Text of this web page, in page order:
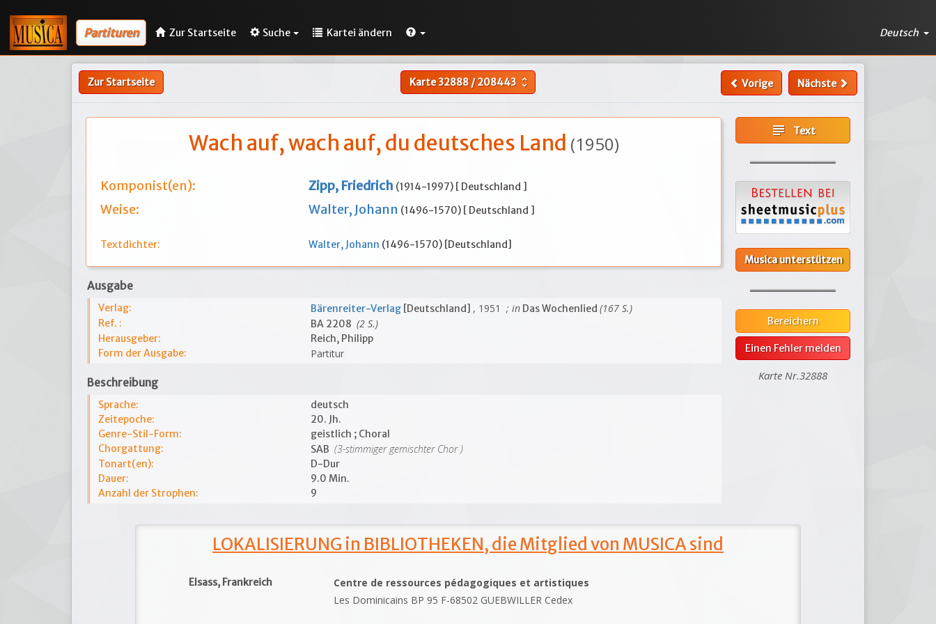
Partituren Zur Startseite Suche Kartei ändern Deutsch
Zur Startseite Karte32888/208443 unfold_more Vorige Nächste
Wach auf, wach auf, du deutsches Land (1950)
Komponist(en): Zipp, Friedrich (1914-1997) [ Deutschland ]
Weise: Walter, Johann (1496-1570) [ Deutschland ]
Textdichter: Walter, Johann (1496-1570) [Deutschland]
Ausgabe
Verlag: Bärenreiter-Verlag [Deutschland] , 1951 ; in Das Wochenlied(167 S.)
Ref. : BA 2208 (2 S.)
Herausgeber:
Reich, Philipp
Form der Ausgabe:
Partitur
Beschreibung
Sprache:
deutsch
Zeitepoche:
20. Jh.
Genre-Stil-Form:
geistlich ; Choral
Chorgattung:
SAB (3-stimmiger gemischter Chor )
Tonart(en):
D-Dur
Dauer:
9.0 Min.
Anzahl der Strophen:
9
subject Text
Musica unterstützen
Bereichern
Einen Fehler melden
Karte Nr.32888
LOKALISIERUNG in BIBLIOTHEKEN, die Mitglied von MUSICA sind
Elsass, Frankreich
Centre de ressources pédagogiques et artistiques
Les Dominicains BP 95 F-68502 GUEBWILLER Cedex